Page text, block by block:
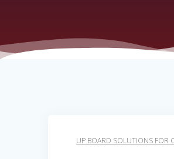
UP BOARD SOLUTIONS FOR